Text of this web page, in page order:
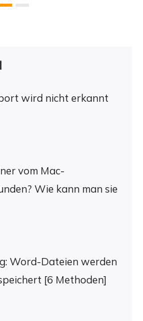
wird nicht erkannt
vom Mac-
Wie kann man sie
Word-Dateien werden
[6 Methoden]